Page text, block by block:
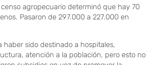
agropecuario determinó que hay 70
Pasaron de 297.000 a 227.000 en
haber sido destinado a hospitales,
atención a la población, pero esto no